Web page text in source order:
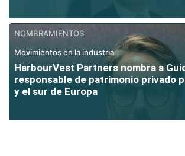
NOMBRAMIENTOS
Movimientos en la industria
HarbourVest Partners nombra a
responsable de patrimonio privado
y el sur de Europa